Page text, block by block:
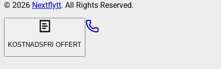
© 2026 Nextflytt. All Rights Reserved.
KOSTNADSFRI OFFERT